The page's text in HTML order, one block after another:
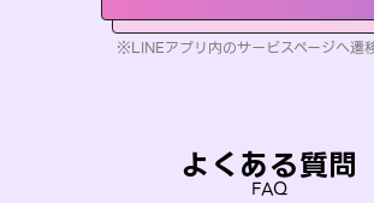
※LINEアプリ内のサービスページへ遷
よくある質問
FAQ